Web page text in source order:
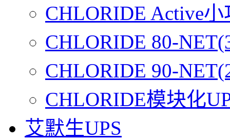
CHLORIDE Active
CHLORIDE 80-
CHLORIDE 90-
CHLORIDE模块化
艾默生UPS